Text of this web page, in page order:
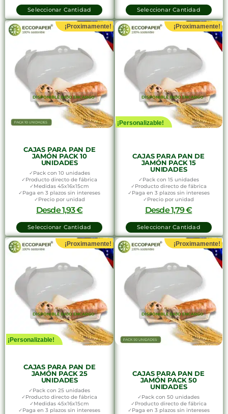
Seleccionar Cantidad Seleccionar Cantidad
¡Proximamente!
DISPONIBLE BAJO ENCARGO
CAJAS PARA PAN DE
JAMÓN PACK 10
UNIDADES
✓Pack con 10 unidades
✓Producto directo de fábrica
✓Medidas 45x16x15cm
✓Paga en 3 plazos sin intereses
✓Precio por unidad
Desde1,93€
Seleccionar Cantidad
¡Proximamente!
¡Personalizable!
DISPONIBLE BAJO ENCARGO
CAJAS PARA PAN DE
JAMÓN PACK 15
UNIDADES
✓Pack con 15 unidades
✓Producto directo de fábrica
✓Paga en 3 plazos sin intereses
✓Precio por unidad
Desde1,79€
Seleccionar Cantidad
¡Proximamente!
¡Personalizable!
DISPONIBLE BAJO ENCARGO
CAJAS PARA PAN DE
JAMÓN PACK 25
UNIDADES
✓Pack con 25 unidades
✓Producto directo de fábrica
✓Medidas 45x16x15cm
✓Paga en 3 plazos sin intereses
¡Proximamente!
DISPONIBLE BAJO ENCARGO
CAJAS PARA PAN DE
JAMÓN PACK 50
UNIDADES
✓Pack con 50 unidades
✓Producto directo de fábrica
✓Paga en 3 plazos sin intereses